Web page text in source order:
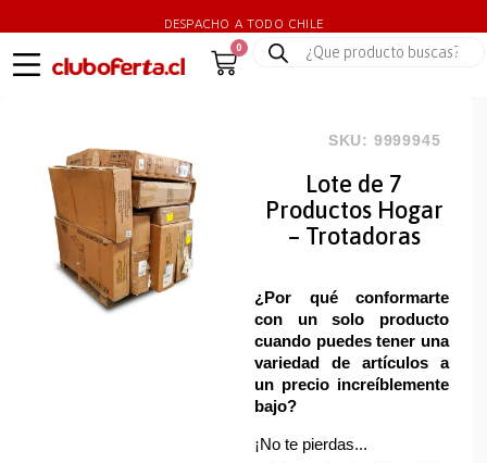
DESPACHO A TODO CHILE
0
SKU: 9999945
Lote de 7
Productos Hogar
– Trotadoras
¿Por qué conformarte
con un solo producto
cuando puedes tener una
variedad de artículos a
un precio increíblemente
bajo?
¡No te pierdas...